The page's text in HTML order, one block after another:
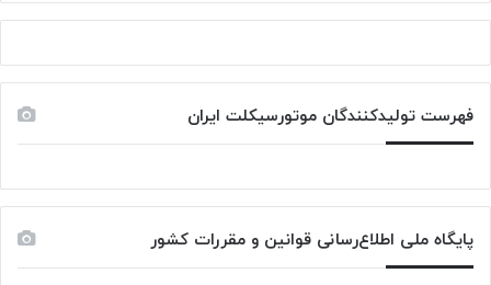
فهرست تولیدکنندگان موتورسیکلت ایران
پایگاه ملی اطلاع‌رسانی قوانین و مقررات کشور